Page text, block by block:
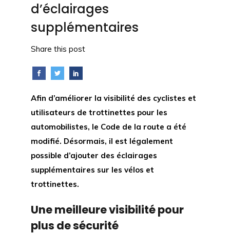
d’éclairages
supplémentaires
Share this post
Afin d’améliorer la visibilité des cyclistes et
utilisateurs de trottinettes pour les
automobilistes, le Code de la route a été
modifié. Désormais, il est légalement
possible d’ajouter des éclairages
supplémentaires sur les vélos et
trottinettes.
Une meilleure visibilité pour
plus de sécurité